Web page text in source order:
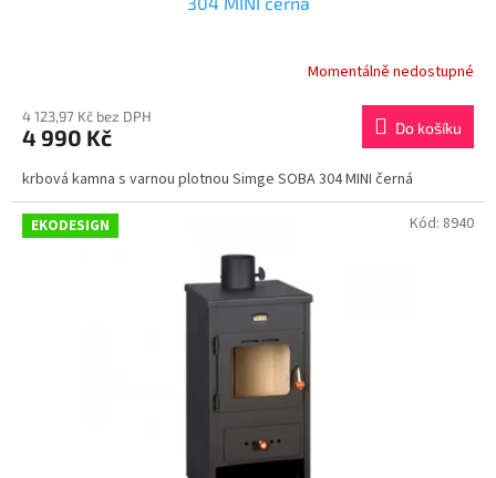
Momentálně nedostupné
4 123,97 Kč bez DPH
4 990 Kč Do košíku
krbová kamna s varnou plotnou Simge SOBA 304 MINI černá
EKODESIGN Kód: 8940